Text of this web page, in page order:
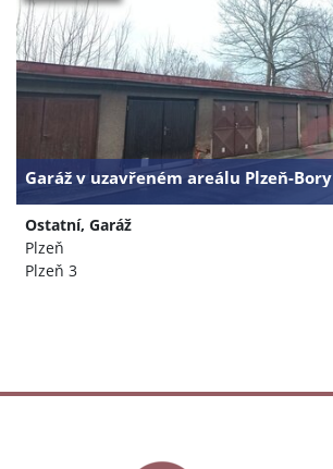
Garáž v uzavřeném areálu Plzeň-Bory
Ostatní, Garáž
Plzeň
Plzeň 3